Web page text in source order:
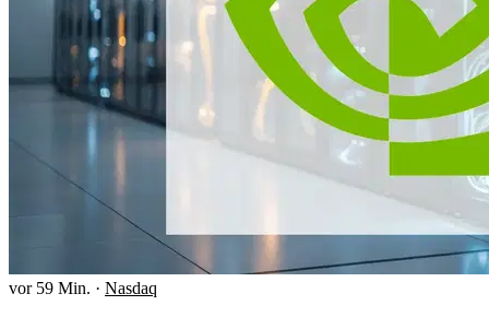
vor 59 Min. · Nasdaq